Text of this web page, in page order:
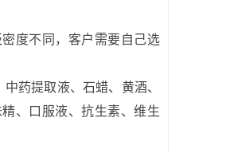
度不同，客户需要自己选
药提取液、石蜡、黄酒、
、口服液、抗生素、维生